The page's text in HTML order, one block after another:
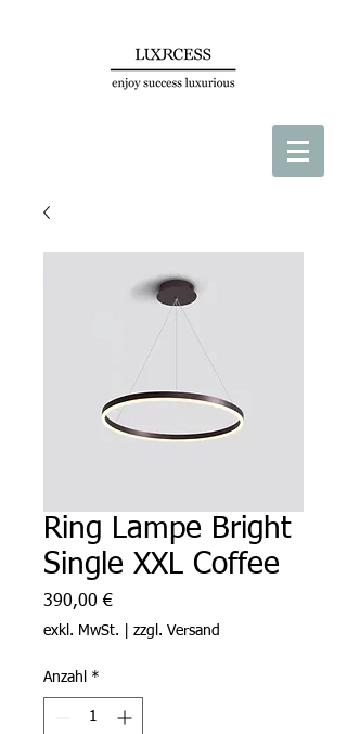
Ring Lampe Bright
Single XXL Coffee
390,00 €Preis
exkl. MwSt. zzgl. Versand
Anzahl *